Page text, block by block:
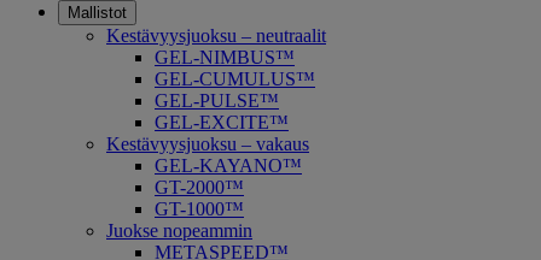
Mallistot
Kestävyysjuoksu – neutraalit
GEL-NIMBUS™
GEL-CUMULUS™
GEL-PULSE™
GEL-EXCITE™
Kestävyysjuoksu – vakaus
GEL-KAYANO™
GT-2000™
GT-1000™
Juokse nopeammin
METASPEED™